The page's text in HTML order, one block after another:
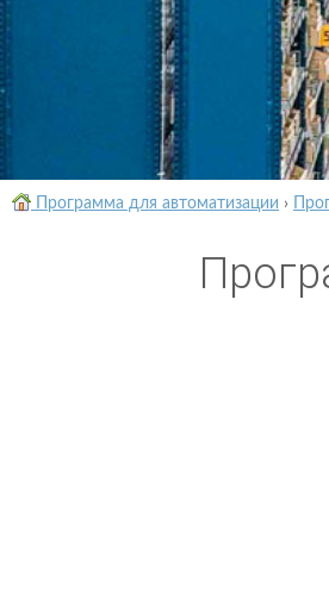
Программа для автоматизации ›